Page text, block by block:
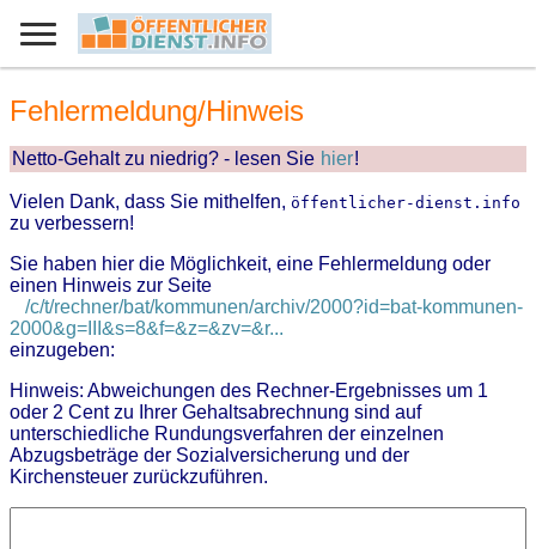
Fehlermeldung/Hinweis
Netto-Gehalt zu niedrig? - lesen Sie hier!
Vielen Dank, dass Sie mithelfen, öffentlicher-dienst.info
zu verbessern!
Sie haben hier die Möglichkeit, eine Fehlermeldung oder
einen Hinweis zur Seite
/c/t/rechner/bat/kommunen/archiv/2000?id=bat-kommunen-
2000&g=III&s=8&f=&z=&zv=&r...
einzugeben:
Hinweis: Abweichungen des Rechner-Ergebnisses um 1
oder 2 Cent zu Ihrer Gehaltsabrechnung sind auf
unterschiedliche Rundungsverfahren der einzelnen
Abzugsbeträge der Sozialversicherung und der
Kirchensteuer zurückzuführen.